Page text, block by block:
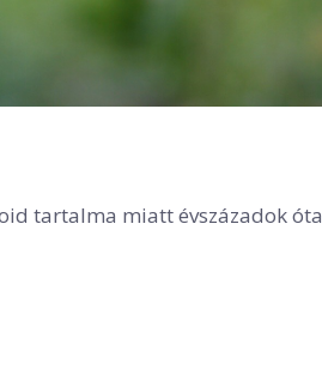
tartalma miatt évszázadok óta